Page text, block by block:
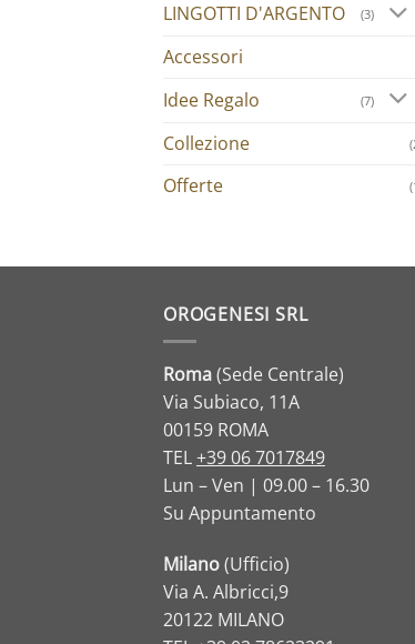
LINGOTTI D'ARGENTO (3)
Accessori
Idee Regalo (7)
Collezione
Offerte
OROGENESI SRL
Roma(Sede Centrale)
Via Subiaco, 11A
00159 ROMA
TEL+39 06 7017849
Lun – Ven | 09.00 – 16.30
Su Appuntamento
Milano(Ufficio)
Via A. Albricci,9
20122 MILANO